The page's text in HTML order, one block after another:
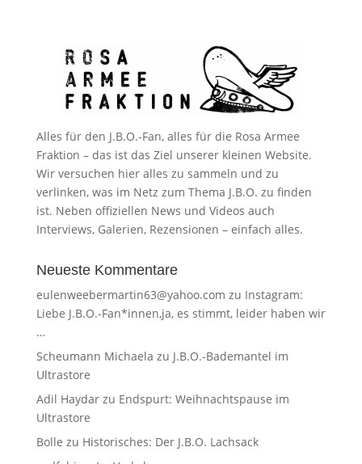
Alles für den J.B.O.-Fan, alles für die Rosa Armee
Fraktion – das ist das Ziel unserer kleinen Website.
Wir versuchen hier alles zu sammeln und zu
verlinken, was im Netz zum Thema J.B.O. zu finden
ist. Neben offiziellen News und Videos auch
Interviews, Galerien, Rezensionen – einfach alles.
Neueste Kommentare
eulenweebermartin63@yahoo.com zu Instagram:
Liebe J.B.O.-Fan*innen,ja, es stimmt, leider haben wir
…
Scheumann Michaela zu J.B.O.-Bademantel im
Ultrastore
Adil Haydarzu Endspurt: Weihnachtspause im
Ultrastore
Bolle zu Historisches: Der J.B.O. Lachsack